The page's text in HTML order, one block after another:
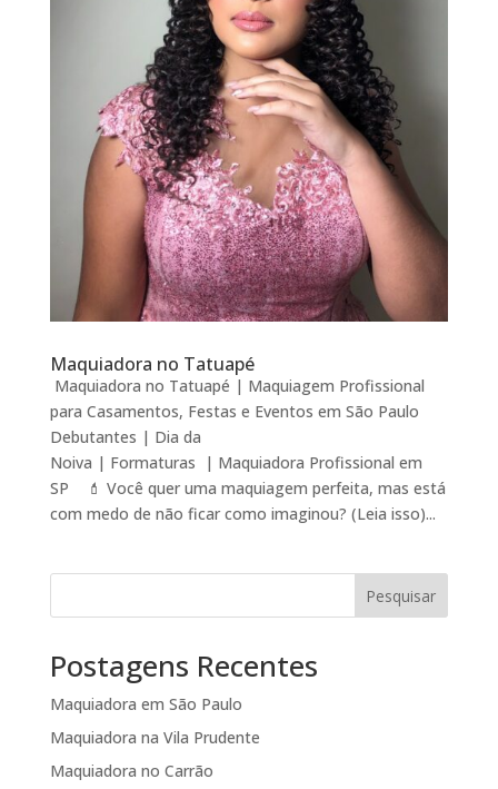
Maquiadora no Tatuapé
Maquiadora no Tatuapé | Maquiagem Profissional
para Casamentos, Festas e Eventos em São Paulo
Debutantes | Dia da
Noiva | Formaturas | Maquiadora Profissional em
SP 💄 Você quer uma maquiagem perfeita, mas está
com medo de não ficar como imaginou? (Leia isso)...
Pesquisar
Postagens Recentes
Maquiadora em São Paulo
Maquiadora na Vila Prudente
Maquiadora no Carrão